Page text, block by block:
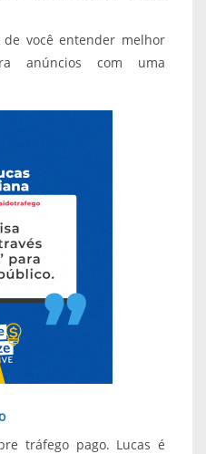
você entender melhor
anúncios com uma
tráfego pago. Lucas é